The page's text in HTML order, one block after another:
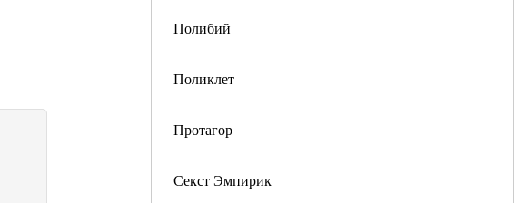
Полибий
Поликлет
Протагор
Секст Эмпирик